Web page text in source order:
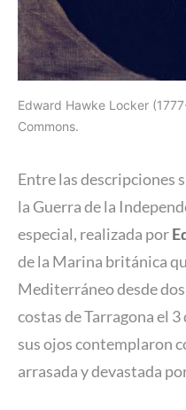
Edward Hawke Locker
Commons.
Entre las descripciones
la Guerra de la
especial, realizada por
de la Marina británica
Mediterráneo desde
costas de Tarragona el
sus ojos contemplaron
arrasada y devastada